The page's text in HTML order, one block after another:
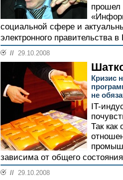
прошел
социальной сфере и
электронного правительства
// 29.10.2008
Кризис
не
IT-
Так
зависима от общего
// 29.10.2008